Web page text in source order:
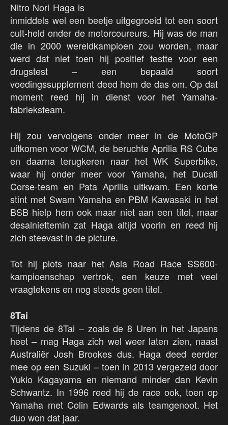
Nitro Nori Haga is
inmiddels wel een beetje uitgegroeid tot een soort
cult-held onder de motorcoureurs. Hij was de man
die in 2000 wereldkampioen zou worden, maar
werd dat niet toen hij positief testte voor een
drugstest – een bepaald soort
voedingssupplement deed hem de das om. Op dat
moment reed hij in dienst voor het Yamaha-
fabrieksteam.
Hij zou vervolgens onder meer in de MotoGP
uitkomen voor WCM, de beruchte Aprilia RS Cube
en daarna terugkeren naar het WK Superbike,
waar hij onder meer voor Yamaha, het Ducati
Corse-team en Pata Aprilia uitkwam. Een korte
stint met Swam Yamaha en PBM Kawasaki in het
BSB hielp hem ook maar niet aan een titel, maar
desalniettemin zat Haga altijd voorin en reed hij
zich steevast in de picture.
Tot hij plots naar het Asia Road Race SS600-
kampioenschap vertrok, een keuze met veel
vraagtekens en nog steeds geen titel.
8Tai
Tijdens de 8Tai – zoals de 8 Uren in het Japans
heet – mag Haga zich wel weer laten zien, naast
Australiër Josh Brookes dus. Haga deed eerder
mee op een Suzuki – toen in 2013 vergezeld door
Yukio Kagayama en niemand minder dan Kevin
Schwantz. In 1996 reed hij de race ook, toen op
Yamaha met Colin Edwards als teamgenoot. Het
duo won dat jaar.